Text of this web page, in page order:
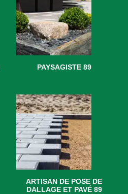
PAYSAGISTE 89
ARTISAN DE POSE DE
DALLAGE ET PAVÉ 89